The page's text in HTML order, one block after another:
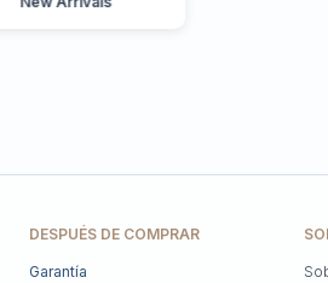
DESPUÉS DE COMPRAR
Garantía